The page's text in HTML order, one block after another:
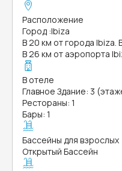
Расположение
Город :Ibiza
В 20 км от города Ibiza.
В 26 км от аэропорта
В отеле
Главное Здание: 3
Рестораны: 1
Бары: 1
Бассейны для взрослых
Открытый Бассейн